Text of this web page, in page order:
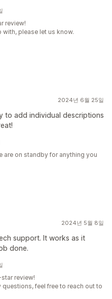
review!
with, please let us know.
2024년 6월 25일
to add individual descriptions
are on standby for anything you
2024년 5월 8일
support. It works as it
done.
review!
feel free to reach out to